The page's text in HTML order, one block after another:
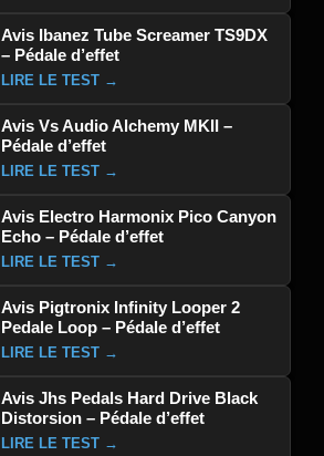
Avis Ibanez Tube Screamer TS9DX
– Pédale d’effet
LIRE LE TEST →
Avis Vs Audio Alchemy MKII –
Pédale d’effet
LIRE LE TEST →
Avis Electro Harmonix Pico Canyon
Echo – Pédale d’effet
LIRE LE TEST →
Avis Pigtronix Infinity Looper 2
Pedale Loop – Pédale d’effet
LIRE LE TEST →
Avis Jhs Pedals Hard Drive Black
Distorsion – Pédale d’effet
LIRE LE TEST →